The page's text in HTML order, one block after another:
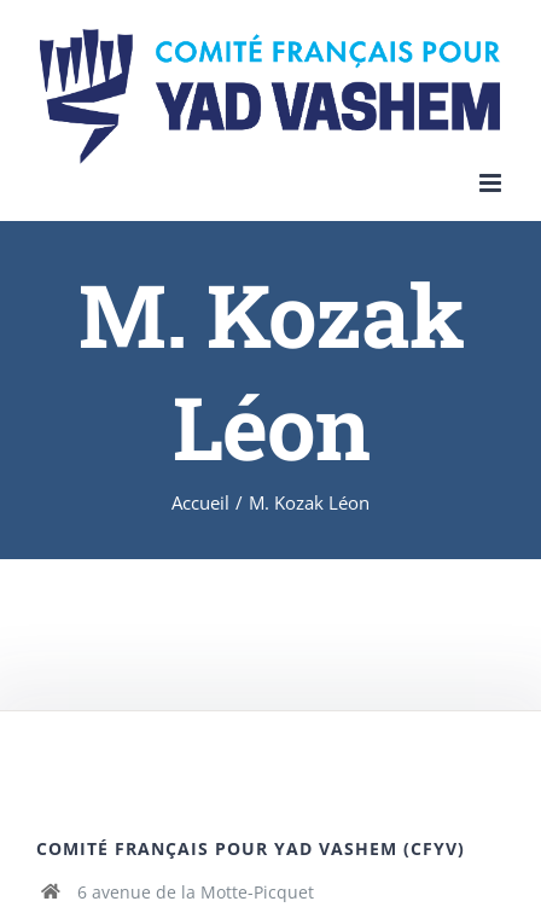
content
M. Kozak
Léon
Accueil / M. Kozak Léon
COMITÉ FRANÇAIS POUR YAD VASHEM (CFYV)
6 avenue de la Motte-Picquet